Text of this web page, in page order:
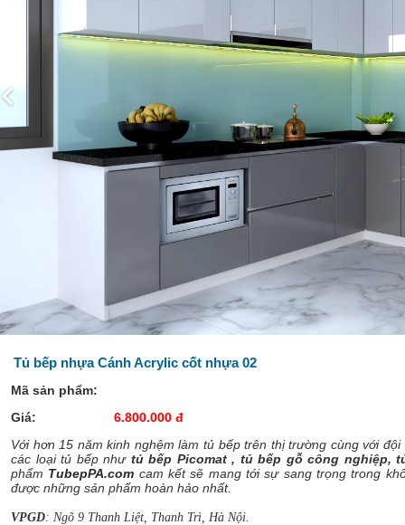
Tủ bếp nhựa Cánh Acrylic cốt nhựa 02
Mã sản phẩm:
Giá:
6.800.000 đ
Với hơn 15 năm kinh nghệm làm tủ bếp trên thị trường cùng với
các loại tủ bếp như tủ bếp Picomat , tủ bếp gỗ công nghiệp,
phẩm TubepPA.com cam kết sẽ mang tới sự sang trọng trong
được những sản phẩm hoàn hảo nhất.
VPGD: Ngõ 9 Thanh Liệt, Thanh Trì, Hà Nội.